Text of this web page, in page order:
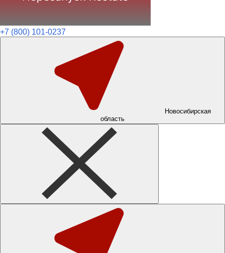
+7 (800) 101-0237
Новосибирская
область